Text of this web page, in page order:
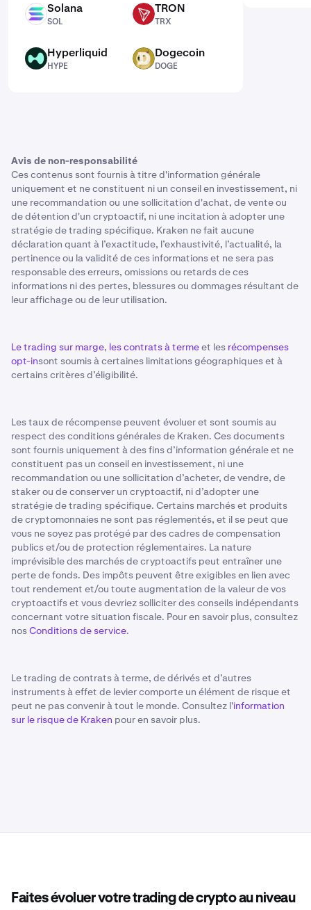
SOL Solana
SOL
TRX TRON
TRX
HYPE Hyperliquid
HYPE
DOGE Dogecoin
DOGE
Avis de non-responsabilité
Ces contenus sont fournis à titre d'information générale
uniquement et ne constituent ni un conseil en investissement, ni
une recommandation ou une sollicitation d'achat, de vente ou
de détention d'un cryptoactif, ni une incitation à adopter une
stratégie de trading spécifique. Kraken ne fait aucune
déclaration quant à l’exactitude, l’exhaustivité, l’actualité, la
pertinence ou la validité de ces informations et ne sera pas
responsable des erreurs, omissions ou retards de ces
informations ni des pertes, blessures ou dommages résultant de
leur affichage ou de leur utilisation.
Le trading sur marge, les contrats à termeet les récompenses
opt-insont soumis à certaines limitations géographiques et à
certains critères d’éligibilité.
Les taux de récompense peuvent évoluer et sont soumis au
respect des conditions générales de Kraken. Ces documents
sont fournis uniquement à des fins d’information générale et ne
constituent pas un conseil en investissement, ni une
recommandation ou une sollicitation d’acheter, de vendre, de
staker ou de conserver un cryptoactif, ni d’adopter une
stratégie de trading spécifique. Certains marchés et produits
de cryptomonnaies ne sont pas réglementés, et il se peut que
vous ne soyez pas protégé par des cadres de compensation
publics et/ou de protection réglementaires. La nature
imprévisible des marchés de cryptoactifs peut entraîner une
perte de fonds. Des impôts peuvent être exigibles en lien avec
tout rendement et/ou toute augmentation de la valeur de vos
cryptoactifs et vous devriez solliciter des conseils indépendants
concernant votre situation fiscale. Pour en savoir plus, consultez
nosConditions de service.
Le trading de contrats à terme, de dérivés et d’autres
instruments à effet de levier comporte un élément de risque et
peut ne pas convenir à tout le monde. Consultez l'information
sur le risque de Kraken pour en savoir plus.
Faites évoluer votre trading de crypto au niveau